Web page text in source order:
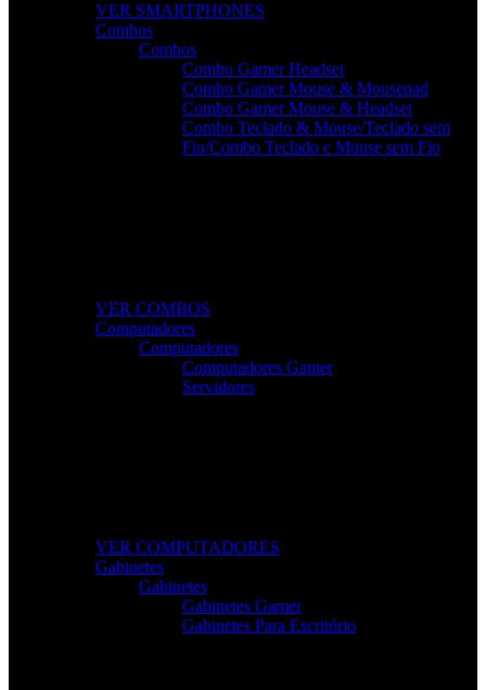
VER SMARTPHONES
Combos
Combos
Combo Gamer Headset
Combo Gamer Mouse & Mousepad
Combo Gamer Mouse & Headset
Combo Teclado & Mouse/Teclado sem
Fio/Combo Teclado e Mouse sem Fio
VER COMBOS
Computadores
Computadores
Computadores Gamer
Servidores
VER COMPUTADORES
Gabinetes
Gabinetes
Gabinetes Gamer
Gabinetes Para Escritório